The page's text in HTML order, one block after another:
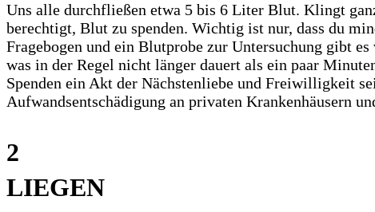
Uns alle durchfließen etwa 5 bis 6 Liter Blut. Klingt
berechtigt, Blut zu spenden. Wichtig ist nur, dass du
Fragebogen und ein Blutprobe zur Untersuchung gibt
was in der Regel nicht länger dauert als ein paar
Spenden ein Akt der Nächstenliebe und Freiwilligkeit
Aufwandsentschädigung an privaten Krankenhäusern
2
LIEGEN